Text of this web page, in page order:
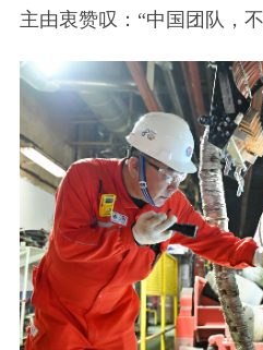
主由衷赞叹：“中国团队，